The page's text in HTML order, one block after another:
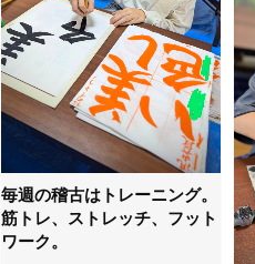
毎週の稽古はトレーニング。
筋トレ、ストレッチ、フット
ワーク。